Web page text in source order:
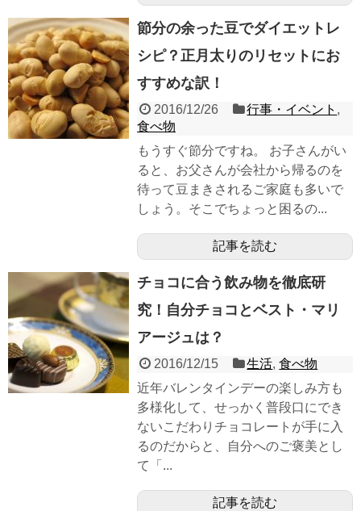
節分の余った豆でダイエットレ
シピ？正月太りのリセットにお
すすめな訳！
2016/12/26 行事・イベント ,
食べ物
もうすぐ節分ですね。 お子さんがい
ると、お父さんが会社から帰るのを
待って豆まきされるご家庭も多いで
しょう。そこでちょっと困るの...
記事を読む
チョコに合う飲み物を徹底研
究！自分チョコとベスト・マリ
アージュは？
2016/12/15 生活,食べ物
近年バレンタインデーの楽しみ方も
多様化して、せっかく普段口にでき
ないこだわりチョコレートが手に入
るのだからと、自分へのご褒美とし
て「...
記事を読む